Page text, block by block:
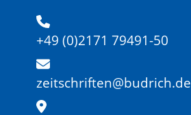
+49 (0)2171 79491-50
zeitschriften@budrich.de